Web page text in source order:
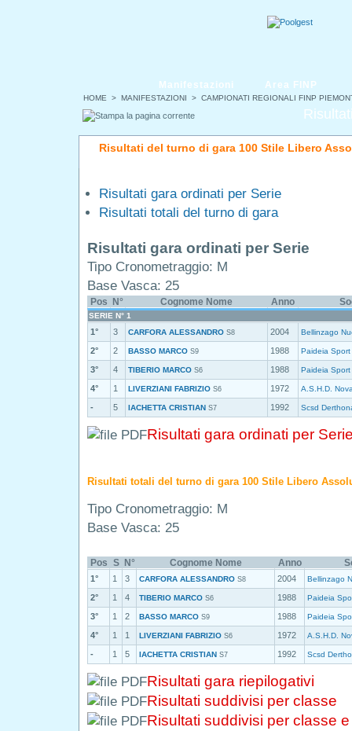
HOME > MANIFESTAZIONI > CAMPIONATI REGIONALI FINP
Manifestazioni Area FINP
Risultati del turno di gara 100 Stile Libero
Risultati gara ordinati per Serie
Risultati totali del turno di gara
Risultati gara ordinati per Serie
Tipo Cronometraggio: M
Base Vasca: 25
Pos N° Cognome Nome Anno
SERIE N° 1
1° 3 CARFORA ALESSANDRO S8 2004 Bellinzago
2° 2 BASSO MARCO S9 1988 Paideia Sport
3° 4 TIBERIO MARCO S6 1988 Paideia Sport
4° 1 LIVERZIANI FABRIZIO S6 1972 A.S.H.D.
- 5 IACHETTA CRISTIAN S7 1992 Scsd
Risultati gara ordinati per
Risultati totali del turno di gara 100 Stile Libero
Tipo Cronometraggio: M
Base Vasca: 25
Pos S N° Cognome Nome Anno
1° 1 3 CARFORA ALESSANDRO S8 2004 Bellinzago
2° 1 4 TIBERIO MARCO S6 1988 Paideia
3° 1 2 BASSO MARCO S9 1988 Paideia
4° 1 1 LIVERZIANI FABRIZIO S6 1972 A.S.H.D.
- 1 5 IACHETTA CRISTIAN S7 1992 Scsd
Risultati gara riepilogativi
Risultati suddivisi per classe
Risultati suddivisi per classe